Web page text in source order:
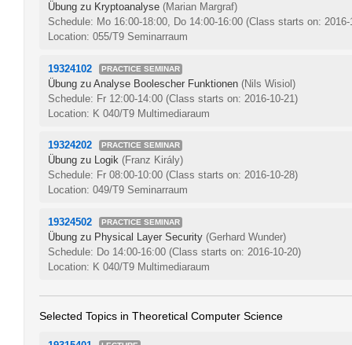
Übung zu Kryptoanalyse (Marian Margraf)
Schedule: Mo 16:00-18:00, Do 14:00-16:00 (Class starts on: 2016-
Location: 055/T9 Seminarraum
19324102 PRACTICE SEMINAR
Übung zu Analyse Boolescher Funktionen (Nils Wisiol)
Schedule: Fr 12:00-14:00 (Class starts on: 2016-10-21)
Location: K 040/T9 Multimediaraum
19324202 PRACTICE SEMINAR
Übung zu Logik (Franz Király)
Schedule: Fr 08:00-10:00 (Class starts on: 2016-10-28)
Location: 049/T9 Seminarraum
19324502 PRACTICE SEMINAR
Übung zu Physical Layer Security (Gerhard Wunder)
Schedule: Do 14:00-16:00 (Class starts on: 2016-10-20)
Location: K 040/T9 Multimediaraum
Selected Topics in Theoretical Computer Science